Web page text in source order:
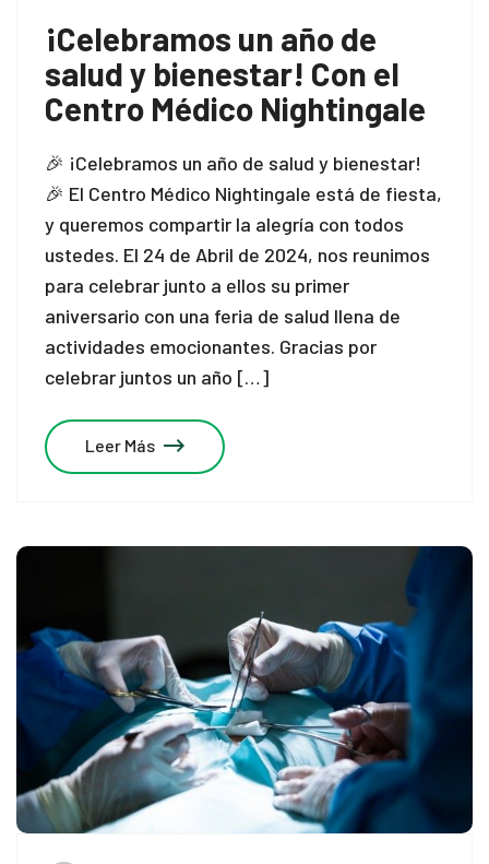
¡Celebramos un año de
salud y bienestar! Con el
Centro Médico Nightingale
🎉 ¡Celebramos un año de salud y bienestar!
🎉 El Centro Médico Nightingale está de fiesta,
y queremos compartir la alegría con todos
ustedes. El 24 de Abril de 2024, nos reunimos
para celebrar junto a ellos su primer
aniversario con una feria de salud llena de
actividades emocionantes. Gracias por
celebrar juntos un año […]
Leer Más